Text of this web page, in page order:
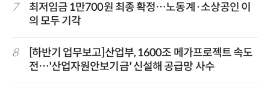
7
최저임금 1만700원 최종 확정…노동계·소상공인 이
의 모두 기각
8
[하반기 업무보고]산업부, 1600조 메가프로젝트 속도
전…'산업자원안보기금' 신설해 공급망 사수